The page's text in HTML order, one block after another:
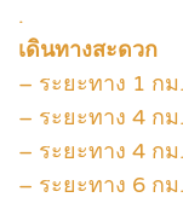
.
เดินทางสะดวก
– ระยะทาง 1 ก
– ระยะทาง 4 ก
– ระยะทาง 4 ก
– ระยะทาง 6 ก